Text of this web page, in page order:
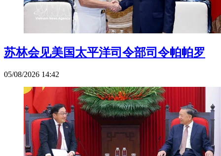
苏林会见美国太平洋司令部司令帕帕罗
05/08/2026 14:42